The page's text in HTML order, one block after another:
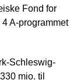
Fond for
A-programmet
Schleswig-
mio. til